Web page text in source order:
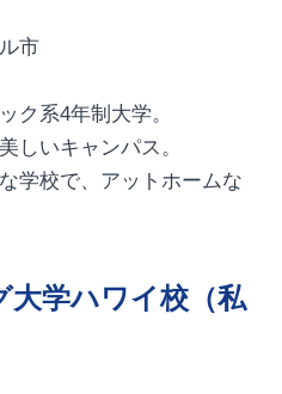
市
ク系4年制大学。
しいキャンパス。
学校で、アットホームな
大学ハワイ校（私